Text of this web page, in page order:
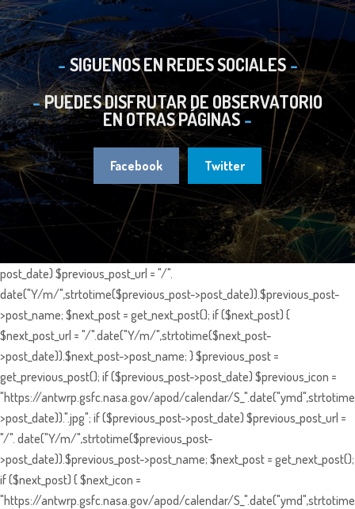
SIGUENOS EN REDES SOCIALES
PUEDES DISFRUTAR DE OBSERVATORIO
EN OTRAS PÁGINAS
Facebook Twitter
post_date) $previous_post_url = "/".
date("Y/m/",strtotime($previous_post->post_date)).$previous_post-
>post_name; $next_post = get_next_post(); if ($next_post) {
$next_post_url = "/".date("Y/m/",strtotime($next_post-
>post_date)).$next_post->post_name; } $previous_post =
get_previous_post(); if ($previous_post->post_date) $previous_icon =
"https://antwrp.gsfc.nasa.gov/apod/calendar/
>post_date)).".jpg"; if ($previous_post->post_date) $previous_post_url =
"/". date("Y/m/",strtotime($previous_post-
>post_date)).$previous_post->post_name; $next_post = get_next_post();
if ($next_post) { $next_icon =
"https://antwrp.gsfc.nasa.gov/apod/calendar/